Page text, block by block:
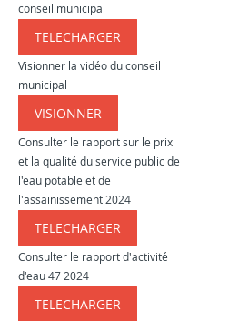
conseil municipal
TELECHARGER
Visionner la vidéo du conseil
municipal
VISIONNER
Consulter le rapport sur le prix
et la qualité du service public de
l'eau potable et de
l'assainissement 2024
TELECHARGER
Consulter le rapport d'activité
d'eau 47 2024
TELECHARGER